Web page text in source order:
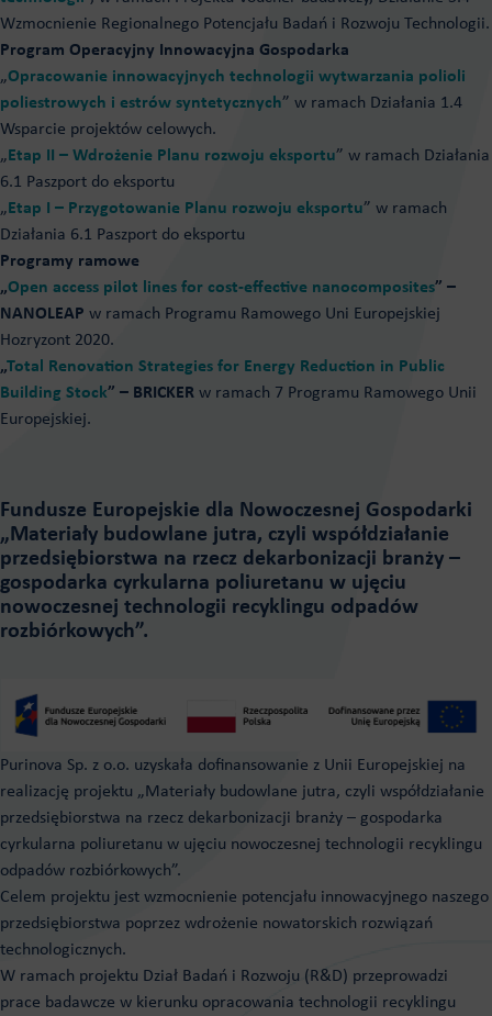
Wzmocnienie Regionalnego Potencjału Badań i Rozwoju Technologii.
Program Operacyjny Innowacyjna Gospodarka
„Opracowanie innowacyjnych technologii wytwarzania polioli
poliestrowych i estrów syntetycznych” w ramach Działania 1.4
Wsparcie projektów celowych.
„ Etap II – Wdrożenie Planu rozwoju eksportu” w ramach Działania
6.1 Paszport do eksportu
„ Etap I – Przygotowanie Planu rozwoju eksportu” w ramach
Działania 6.1 Paszport do eksportu
Programy ramowe
„Open access pilot lines for cost-effective nanocomposites” –
NANOLEAP w ramach Programu Ramowego Uni Europejskiej
Hozryzont 2020.
„Total Renovation Strategies for Energy Reduction in Public
Building Stock” – BRICKER w ramach 7 Programu Ramowego Unii
Europejskiej.
Fundusze Europejskie dla Nowoczesnej Gospodarki
„Materiały budowlane jutra, czyli współdziałanie
przedsiębiorstwa na rzecz dekarbonizacji branży –
gospodarka cyrkularna poliuretanu w ujęciu
nowoczesnej technologii recyklingu odpadów
rozbiórkowych”.
Purinova Sp. z o.o. uzyskała dofinansowanie z Unii Europejskiej na
realizację projektu „Materiały budowlane jutra, czyli współdziałanie
przedsiębiorstwa na rzecz dekarbonizacji branży – gospodarka
cyrkularna poliuretanu w ujęciu nowoczesnej technologii recyklingu
odpadów rozbiórkowych”.
Celem projektu jest wzmocnienie potencjału innowacyjnego naszego
przedsiębiorstwa poprzez wdrożenie nowatorskich rozwiązań
technologicznych.
W ramach projektu Dział Badań i Rozwoju (R&D) przeprowadzi
prace badawcze w kierunku opracowania technologii recyklingu